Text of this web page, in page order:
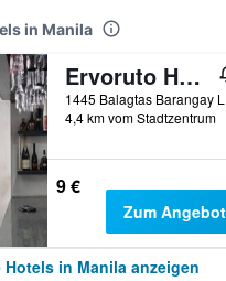
in Manila
Ervoruto Hostel Makati
4,4 km vom Stadtzentrum
9 €
Zum Angebot
in Manila anzeigen